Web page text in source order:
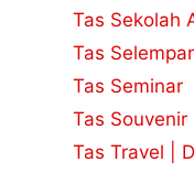
Tas Sekolah
Tas
Tas Seminar
Tas Souvenir
Tas Travel |